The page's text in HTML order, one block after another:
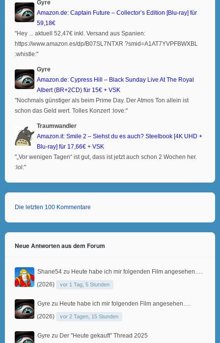
Gyre
Amazon.de: Captain Future – Collector’s Edition [Blu-ray] für
59,18€
"Hey ... aktuell 52,47€ inkl. Versand aus Spanien:
https://www.amazon.es/dp/B07SL7NTXR ?smid=A1AT7YVPFBWXBL
:whistle:"
Gyre
Amazon.de: Cypress Hill – Black Sunday Live At The Royal
Albert (BR+2CD) für 15€ + VSK
"Nochmals günstiger als beim Prime Day. Der Atmos Ton allein ist
schon das Geld wert. Tolles Konzert :love:"
Traumwandler
Amazon.it: Smile 2 – Siehst du es auch? Steelbook [4K UHD +
Blu-ray] für 17,66€ + VSK
"„Vor wenigen Tagen“ ist gut, dass ist jetzt auch schon 2 Wochen her.
:lol:"
Die letzten 100 Kommentare
Neue Antworten aus dem Forum
Shane54 zu Heute habe ich mir folgenden Film angesehen….
(2026)
vor 1 Tag, 5 Stunden
Gyre zu Heute habe ich mir folgenden Film angesehen….
(2026)
vor 2 Tagen, 15 Stunden
Gyre zu Der "Heute gekauft" Thread 2025